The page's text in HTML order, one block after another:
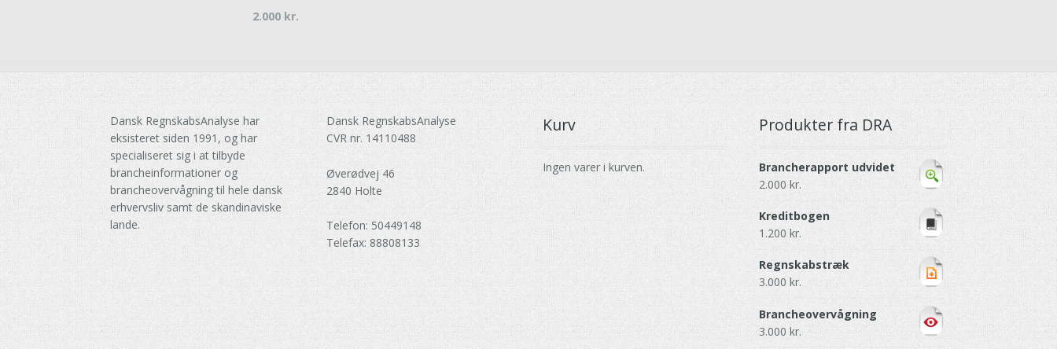
2.000 kr.
Dansk RegnskabsAnalyse har
eksisteret siden 1991, og har
specialiseret sig i at tilbyde
brancheinformationer og
brancheovervågning til hele dansk
erhvervsliv samt de skandinaviske
lande.
Dansk RegnskabsAnalyse
CVR nr. 14110488
Øverødvej 46
2840 Holte
Telefon: 50449148
Telefax: 88808133
Kurv
Ingen varer i kurven.
Produkter fra DRA
Brancherapport udvidet
2.000kr.
Kreditbogen
1.200kr.
Regnskabstræk
3.000kr.
Brancheovervågning
3.000kr.